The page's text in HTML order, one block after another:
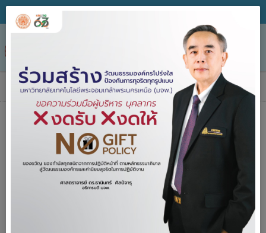
ข่าวประกาศจัดซื้อจัดจ้าง